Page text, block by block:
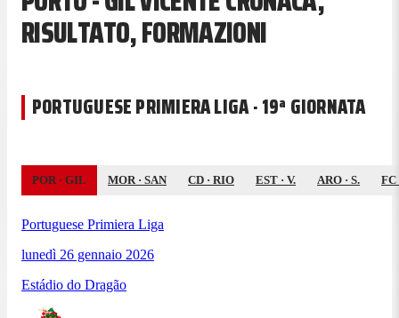
RISULTATO, FORMAZIONI
PORTUGUESE PRIMIERA LIGA · 19ª GIORNATA
POR· GIL MOR· SAN CD · RIO EST · V. ARO · S. FC
Portuguese Primiera Liga
lunedì 26 gennaio 2026
Estádio do Dragão